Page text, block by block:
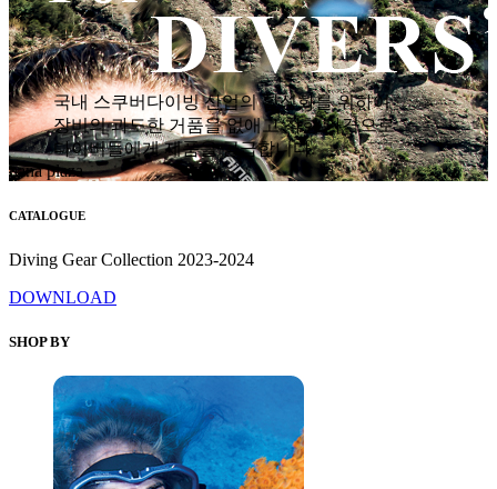
국내 스쿠버다이빙 산업의 활성화를 위하여
장비의 과도한 거품을 없애고 착한 가격으로
다이버들에게 제품을 공급합니다.
hana plaza
CATALOGUE
Diving Gear Collection 2023-2024
DOWNLOAD
SHOP BY